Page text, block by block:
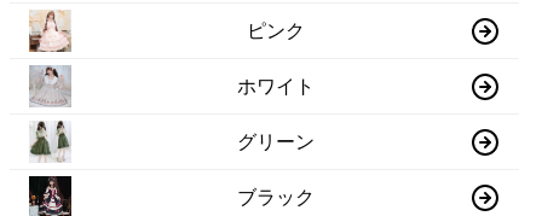
ピンク
ホワイト
グリーン
ブラック